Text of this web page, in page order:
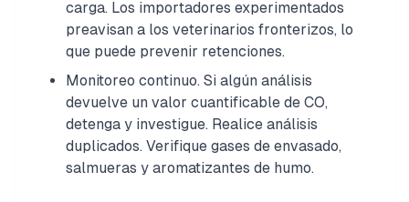
carga. Los importadores experimentados
preavisan a los veterinarios fronterizos, lo
que puede prevenir retenciones.
Monitoreo continuo. Si algún análisis
devuelve un valor cuantificable de CO,
detenga y investigue. Realice análisis
duplicados. Verifique gases de envasado,
salmueras y aromatizantes de humo.